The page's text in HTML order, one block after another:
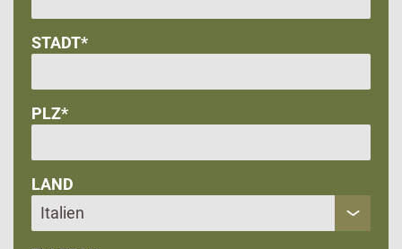
STADT*
PLZ*
LAND